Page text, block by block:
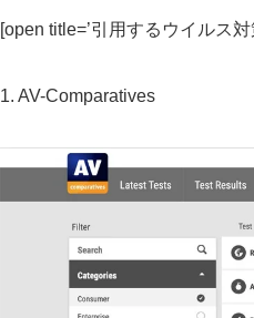
[open title=’引用するウイルス
1. AV-Comparatives